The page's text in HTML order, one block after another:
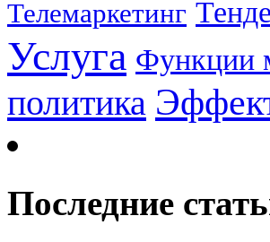
Телемаркетинг
Услуга Функции
политика
Последние